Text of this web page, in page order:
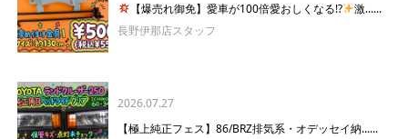
【爆売れ御免】愛車が100倍愛おしくなる!?
激......
長野伊那店スタッフ
2026.07.27
【極上純正フェス】86/BRZ排気系・オデッセイ納......